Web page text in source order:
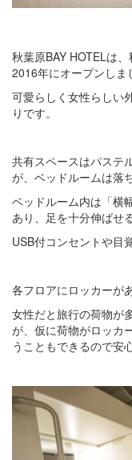
秋葉原BAY HOTELは
2016年にオープンしま
可愛らしく女性らしい
りです。
共有スペースはパステ
が、ベッドルームは落
ベッドルーム内は「横
あり、足を十分伸ばせ
USB付コンセントや目
各フロアにロッカーが
女性だと旅行の荷物が
が、仮に荷物がロッカ
うこともできるので安